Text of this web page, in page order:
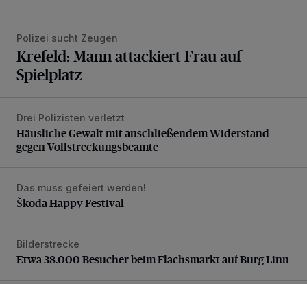
Polizei sucht Zeugen
Krefeld: Mann attackiert Frau auf
Spielplatz
Häusliche Gewalt mit anschließendem Widerstand gegen
Drei Polizisten verletzt
Häusliche Gewalt mit anschließendem Widerstand
gegen Vollstreckungsbeamte
Škoda Happy Festival
Das muss gefeiert werden!
Škoda Happy Festival
Etwa 38.000 Besucher beim Flachsmarkt auf Burg Linn
Bilderstrecke
Etwa 38.000 Besucher beim Flachsmarkt auf Burg Linn